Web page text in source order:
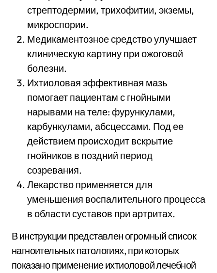
стрептодермии, трихофитии, экземы,
микроспории.
Медикаментозное средство улучшает
клиническую картину при ожоговой
болезни.
Ихтиоловая эффективная мазь
помогает пациентам с гнойными
нарывами на теле: фурункулами,
карбункулами, абсцессами. Под ее
действием происходит вскрытие
гнойников в поздний период
созревания.
Лекарство применяется для
уменьшения воспалительного процесса
в области суставов при артритах.
В инструкции представлен огромный список
нагноительных патологиях, при которых
показано применение ихтиоловой лечебной